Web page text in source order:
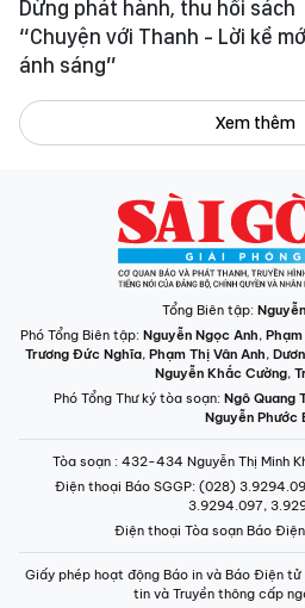
Dừng phát hành, thu hồi sách
“Chuyện với Thanh - Lời kể
ánh sáng”
Xem thêm
Tổng Biên tập:
Phó Tổng Biên tập: Nguyễn Ngọc Anh, Phạm
Trương Đức Nghĩa, Phạm Thị Vân Anh,
Nguyễn Khắc Cường,
Phó Tổng Thư ký tòa soạn: Ngô Quang
Nguyễn Phước
Tòa soạn : 432-434 Nguyễn Thị Minh
Điện thoại Báo SGGP: (028)
3.9294.097,
Điện thoại Tòa soạn Báo
Giấy phép hoạt động Báo in và Báo Điện
tin và Truyền thông cấp